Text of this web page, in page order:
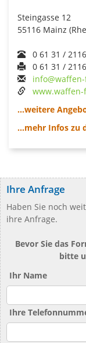
Steingasse 12
55116 Mainz
0 61 31 /
0 61 31 /
...weitere
...mehr Infos zu
Ihre Anfrage
Haben Sie noch
ihre Anfrage.
Bevor Sie das
bitte
Ihr Name
Ihre